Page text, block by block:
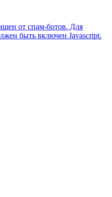
от спам-ботов. Для
быть включен Javascript.